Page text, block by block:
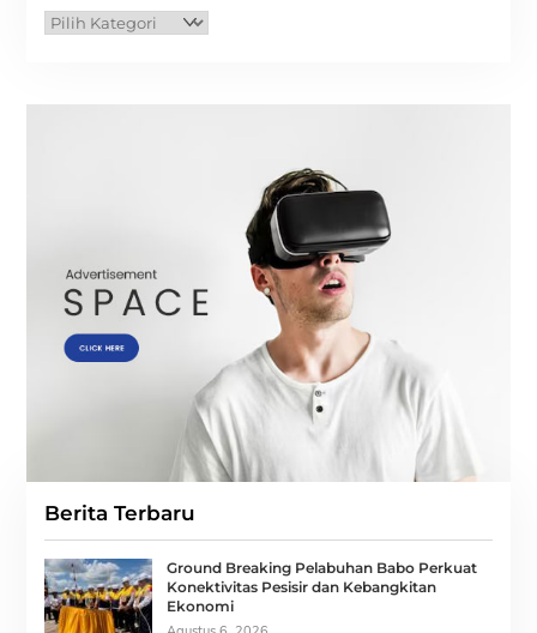
Kategori
Berita Terbaru
Ground Breaking Pelabuhan Babo Perkuat
Konektivitas Pesisir dan Kebangkitan
Ekonomi